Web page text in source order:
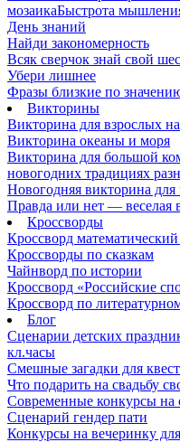
мозаикаБыстрота
День знаний
Найди закономерность
Всяк сверчок знай свой
Убери лишнее
Фразы близкие по
Викторины
Викторина для взрослых
Викторина океаны и моря
Викторина для большой
новогодних традициях
Новогодняя викторина для
Правда или нет — веселая
Кроссворды
Кроссворд
Кроссворды по сказкам
Чайнворд по истории
Кроссворд «Российские
Кроссворд по
Блог
Сценарии детских
кл.часы
Смешные загадки для
Что подарить на свадьбу
Современные конкурсы на
Сценарий гендер пати
Конкурсы на вечеринку